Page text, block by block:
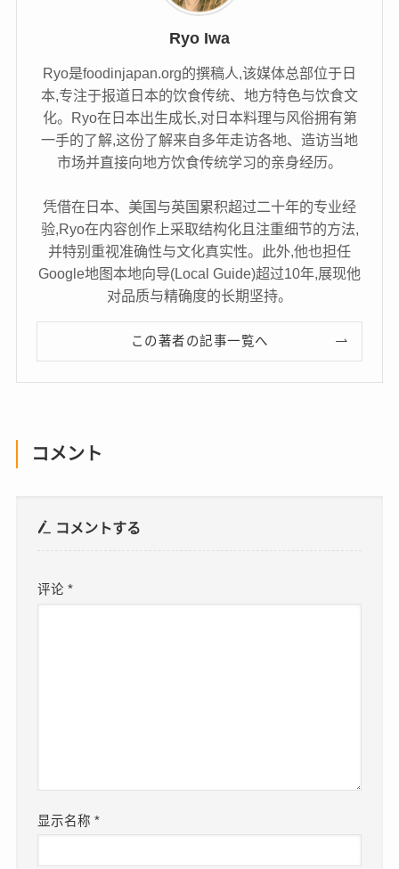
Ryo Iwa
Ryo是foodinjapan.org的撰稿人,该媒体总部位于日
本,专注于报道日本的饮食传统、地方特色与饮食文
化。Ryo在日本出生成长,对日本料理与风俗拥有第
一手的了解,这份了解来自多年走访各地、造访当地
市场并直接向地方饮食传统学习的亲身经历。
凭借在日本、美国与英国累积超过二十年的专业经
验,Ryo在内容创作上采取结构化且注重细节的方法,
并特别重视准确性与文化真实性。此外,他也担任
Google地图本地向导(Local Guide)超过10年,展现他
对品质与精确度的长期坚持。
この著者の記事一覧へ
コメント
コメントする
评论*
显示名称*